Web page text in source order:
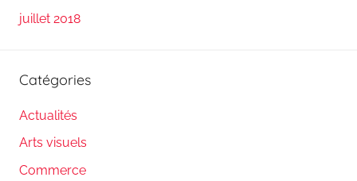
juillet 2018
Catégories
Actualités
Arts visuels
Commerce